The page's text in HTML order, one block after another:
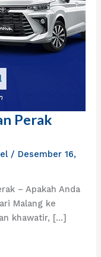
Perak
/ Desember 16,
– Apakah Anda
Malang ke
khawatir, […]